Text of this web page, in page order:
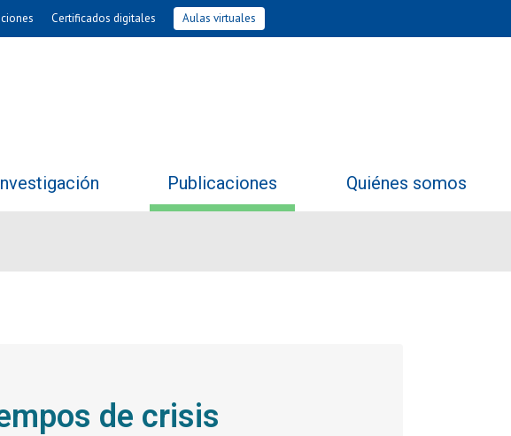
Certificados digitales Aulas virtuales
Publicaciones Quiénes somos
de crisis